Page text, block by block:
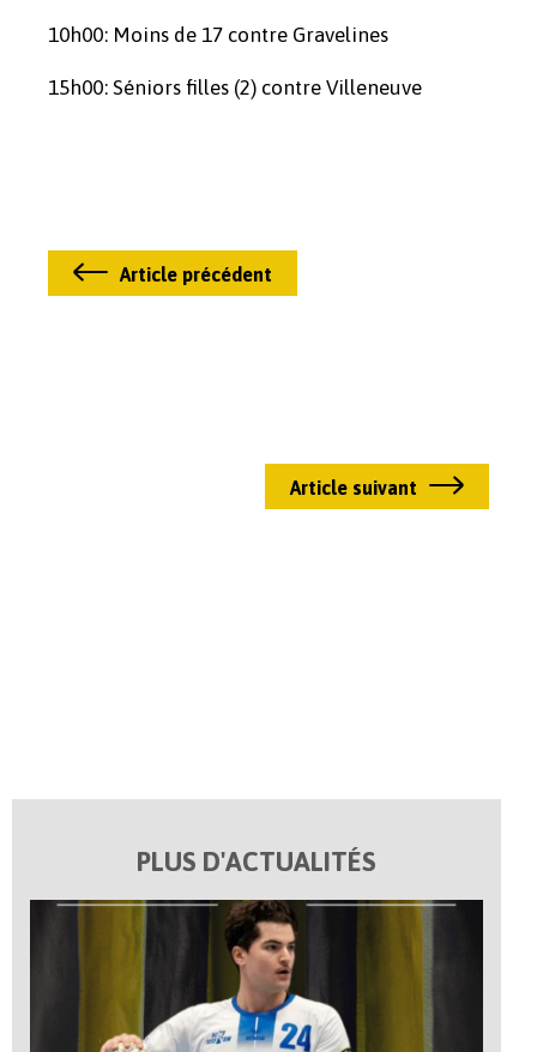
10h00: Moins de 17 contre Gravelines
15h00: Séniors filles (2) contre Villeneuve
Article précédent
Article suivant
PLUS D'ACTUALITÉS